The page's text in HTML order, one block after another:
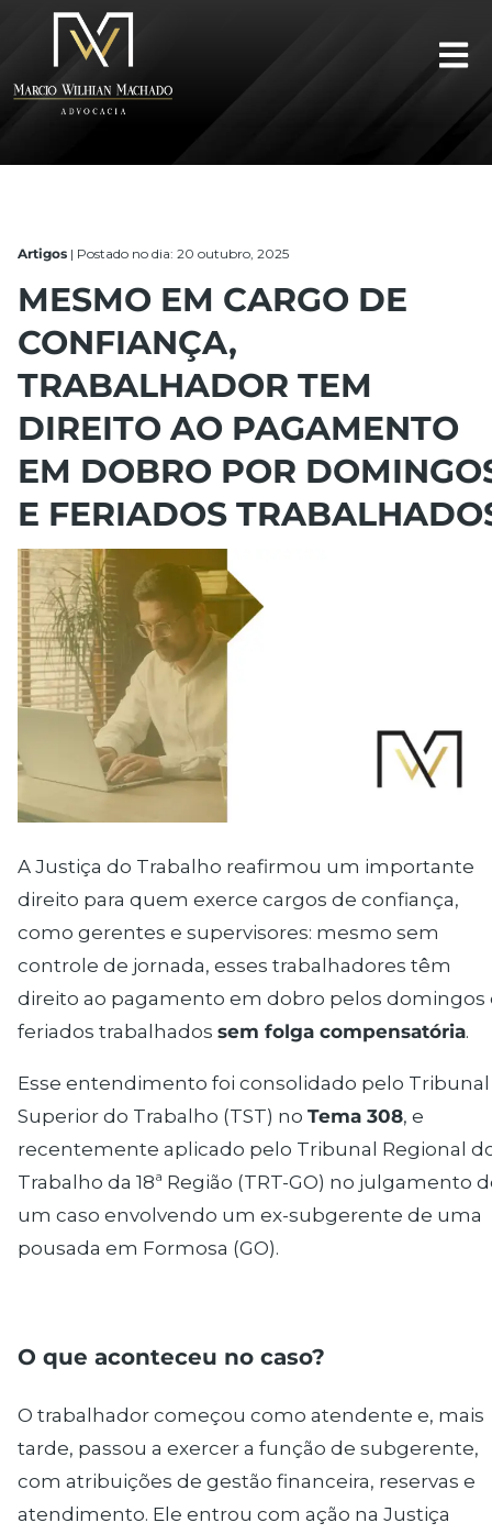
Artigos| Postado no dia: 20 outubro, 2025
MESMO EM CARGO DE
CONFIANÇA,
TRABALHADOR TEM
DIREITO AO PAGAMENTO
EM DOBRO POR
E FERIADOS
A Justiça do Trabalho reafirmou um importante
direito para quem exerce cargos de confiança,
como gerentes e supervisores: mesmo sem
controle de jornada, esses trabalhadores têm
direito ao pagamento em dobro pelos domingos
feriados trabalhados sem folga compensatória.
Esse entendimento foi consolidado pelo Tribunal
Superior do Trabalho (TST) no Tema 308, e
recentemente aplicado pelo Tribunal Regional
Trabalho da 18ª Região (TRT-GO) no julgamento
um caso envolvendo um ex-subgerente de uma
pousada em Formosa (GO).
O que aconteceu no caso?
O trabalhador começou como atendente e, mais
tarde, passou a exercer a função de subgerente,
com atribuições de gestão financeira, reservas e
atendimento. Ele entrou com ação na Justiça